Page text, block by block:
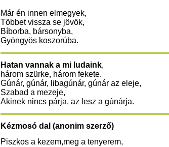
Már én innen elmegyek,
Többet vissza se jövök,
Bíborba, bársonyba,
Gyöngyös koszorúba.
Hatan vannak a mi ludaink,
három szürke, három fekete.
Gúnár, gúnár, libagúnár, gúnár az eleje,
Szabad a mezeje,
Akinek nincs párja, az lesz a gúnárja.
Kézmosó dal (anonim szerző)
Piszkos a kezem,meg a tenyerem,